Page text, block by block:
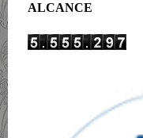
ALCANCE